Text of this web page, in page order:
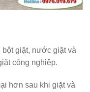
giặt, nước giặt và
công nghiệp.
hơn sau khi giặt và